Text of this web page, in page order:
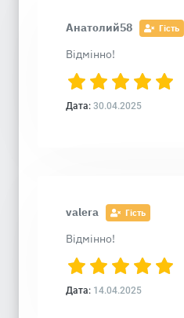
Анатолий58 Гість
Відмінно!
Дата: 30.04.2025
valera Гість
Відмінно!
Дата: 14.04.2025